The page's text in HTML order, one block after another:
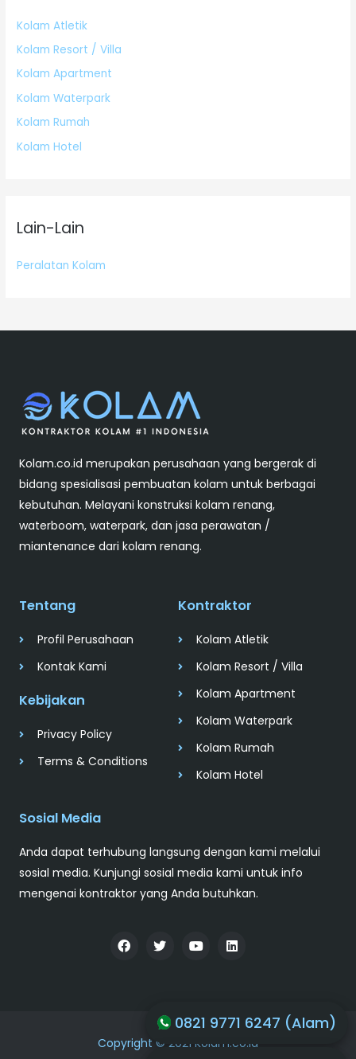
Kolam Atletik
Kolam Resort / Villa
Kolam Apartment
Kolam Waterpark
Kolam Rumah
Kolam Hotel
Lain-Lain
Peralatan Kolam
Kolam.co.id merupakan perusahaan yang bergerak di
bidang spesialisasi pembuatan kolam untuk berbagai
kebutuhan. Melayani konstruksi kolam renang,
waterboom, waterpark, dan jasa perawatan /
miantenance dari kolam renang.
0821 9771 6247 (Alam)
Tentang
Profil Perusahaan
Kontak Kami
Kebijakan
Privacy Policy
Terms & Conditions
Kontraktor
Kolam Atletik
Kolam Resort / Villa
Kolam Apartment
Kolam Waterpark
Kolam Rumah
Kolam Hotel
Sosial Media
Anda dapat terhubung langsung dengan kami melalui
sosial media. Kunjungi sosial media kami untuk info
mengenai kontraktor yang Anda butuhkan.
Copyright © 2021 Kolam.co.id